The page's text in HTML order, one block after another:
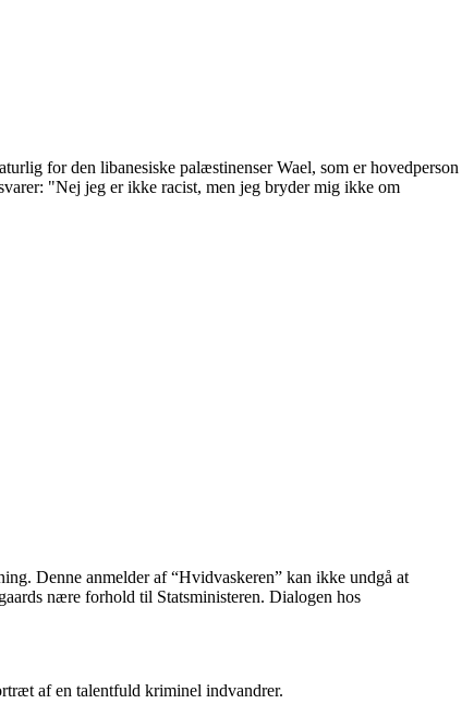
for den libanesiske palæstinenser Wael, som er hovedperson
"Nej jeg er ikke racist, men jeg bryder mig ikke om
Denne anmelder af “Hvidvaskeren” kan ikke undgå at
nære forhold til Statsministeren. Dialogen hos
af en talentfuld kriminel indvandrer.